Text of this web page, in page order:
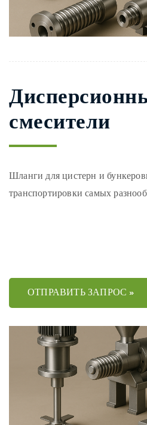
смесители
Шланги для цистерн и
транспортировки самых
ОТПРАВИТЬ ЗАПРОС »